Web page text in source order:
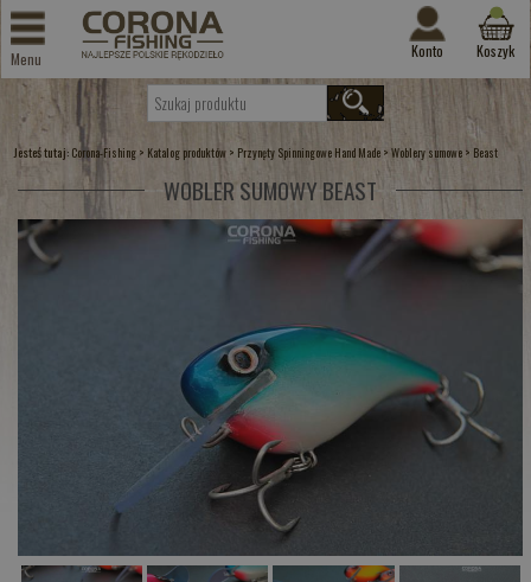
Menu Konto Koszyk
Jesteś tutaj: Corona-Fishing > Katalog produktów > Przynęty Spinningowe Hand Made >Woblery sumowe > Beast
WOBLER SUMOWY BEAST